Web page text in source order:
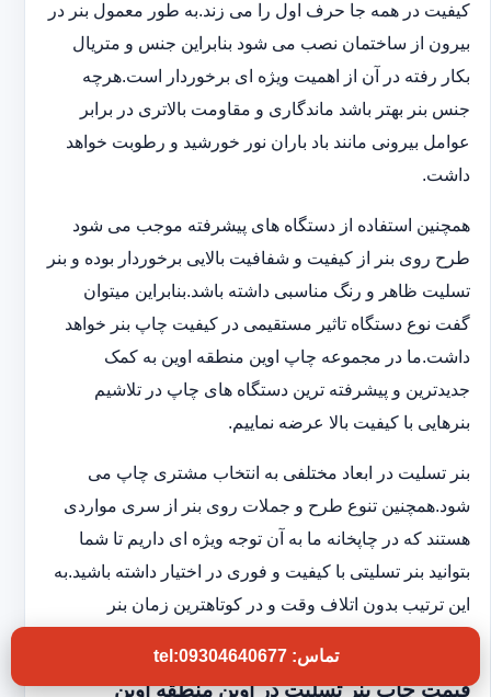
کیفیت در همه جا حرف اول را می زند.به طور معمول بنر در
بیرون از ساختمان نصب می شود بنابراین جنس و متریال
بکار رفته در آن از اهمیت ویژه ای برخوردار است.هرچه
جنس بنر بهتر باشد ماندگاری و مقاومت بالاتری در برابر
عوامل بیرونی مانند باد باران نور خورشید و رطوبت خواهد
داشت.
همچنین استفاده از دستگاه های پیشرفته موجب می شود
طرح روی بنر از کیفیت و شفافیت بالایی برخوردار بوده و بنر
تسلیت ظاهر و رنگ مناسبی داشته باشد.بنابراین میتوان
گفت نوع دستگاه تاثیر مستقیمی در کیفیت چاپ بنر خواهد
داشت.ما در مجموعه چاپ اوین منطقه اوین به کمک
جدیدترین و پیشرفته ترین دستگاه های چاپ در تلاشیم
بنرهایی با کیفیت بالا عرضه نماییم.
بنر تسلیت در ابعاد مختلفی به انتخاب مشتری چاپ می
شود.همچنین تنوع طرح و جملات روی بنر از سری مواردی
هستند که در چاپخانه ما به آن توجه ویژه ای داریم تا شما
بتوانید بنر تسلیتی با کیفیت و فوری در اختیار داشته باشید.به
این ترتیب بدون اتلاف وقت و در کوتاهترین زمان بنر
قیمت چاپ بنر تسلیت در اوین منطقه اوین
تماس: tel:09304640677